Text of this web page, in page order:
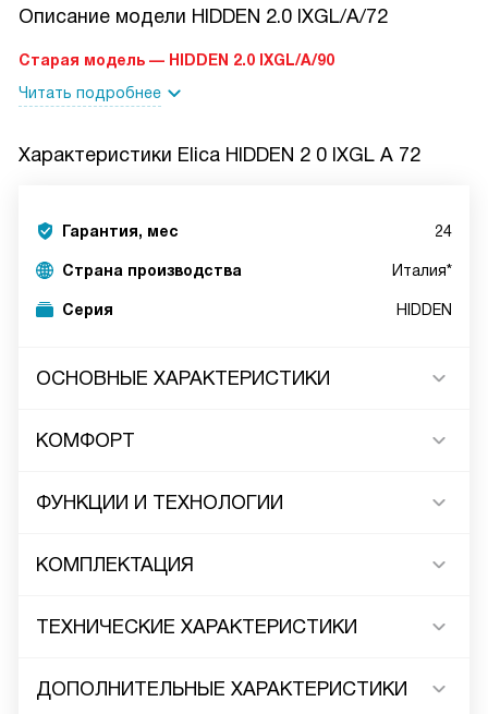
Описание модели HIDDEN 2.0 IXGL/A/72
Старая модель — HIDDEN 2.0 IXGL/A/90
Читать подробнее
Характеристики Elica HIDDEN 2 0 IXGL A 72
Гарантия, мес 24
Страна производства Италия*
Серия HIDDEN
ОСНОВНЫЕ ХАРАКТЕРИСТИКИ
КОМФОРТ
ФУНКЦИИ И ТЕХНОЛОГИИ
КОМПЛЕКТАЦИЯ
ТЕХНИЧЕСКИЕ ХАРАКТЕРИСТИКИ
ДОПОЛНИТЕЛЬНЫЕ ХАРАКТЕРИСТИКИ